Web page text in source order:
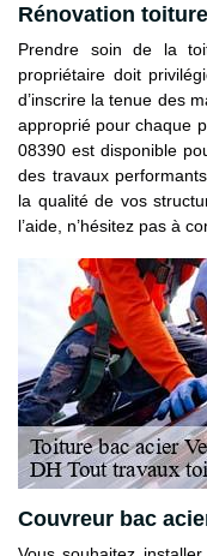
Rénovation
Prendre soin de la
propriétaire doit
d’inscrire la tenue des
approprié pour chaque
08390 est disponible
des travaux
la qualité de vos
l’aide, n’hésitez pas à
Couvreur bac